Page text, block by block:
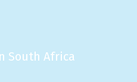
South Africa